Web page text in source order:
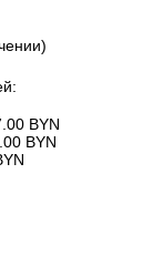
BYN
BYN